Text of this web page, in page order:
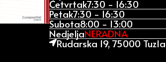
Četvrtak7:30 - 16:30
Petak7:30 - 16:30
Subota8:00 - 13:00
NedjeljaNERADNA
Rudarska 19, 75000 Tuzla